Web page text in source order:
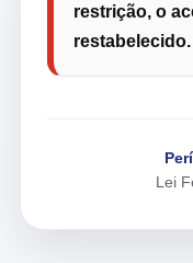
restrição, o
restabelecido.
Lei